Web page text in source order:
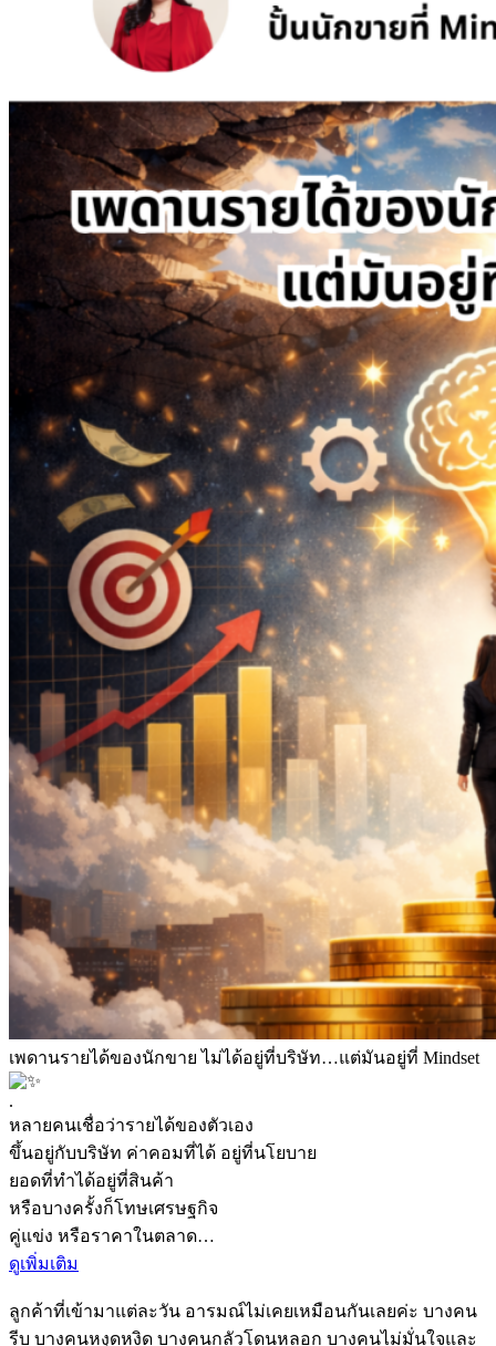
เพดานรายได้ของนักขาย ไม่ได้อยู่ที่บริษัท…แต่มันอยู่ที่ Mindset
.
หลายคนเชื่อว่ารายได้ของตัวเอง
ขึ้นอยู่กับบริษัท ค่าคอมที่ได้ อยู่ที่นโยบาย
ยอดที่ทำได้อยู่ที่สินค้า
หรือบางครั้งก็โทษเศรษฐกิจ
คู่แข่ง หรือราคาในตลาด…
ดูเพิ่มเติม
ลูกค้าที่เข้ามาแต่ละวัน อารมณ์ไม่เคยเหมือนกันเลยค่ะ บางคน
รีบ บางคนหงุดหงิด บางคนกลัวโดนหลอก บางคนไม่มั่นใจและ